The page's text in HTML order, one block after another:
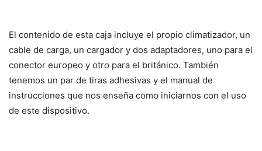
El contenido de esta caja incluye el propio climatizador, un
cable de carga, un cargador y dos adaptadores, uno para el
conector europeo y otro para el británico. También
tenemos un par de tiras adhesivas y el manual de
instrucciones que nos enseña como iniciarnos con el uso
de este dispositivo.